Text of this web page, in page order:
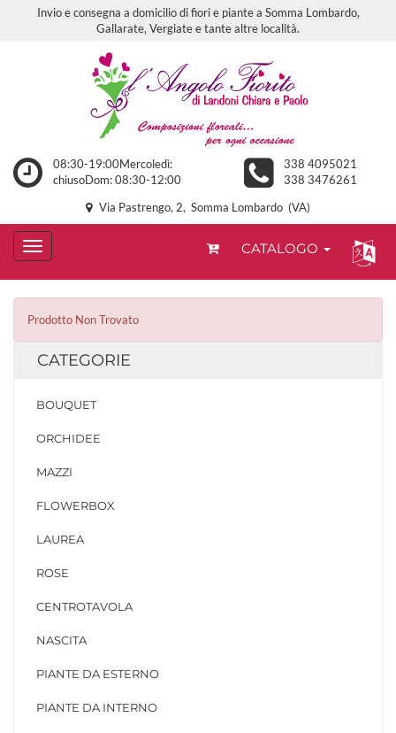
Invio e consegna a domicilio di fiori e piante a Somma Lombardo,
Gallarate, Vergiate e tante altre località.
08:30-19:00Mercoledì:
chiusoDom: 08:30-12:00
338 4095021
338 3476261
Via Pastrengo, 2, Somma Lombardo (VA)
CATALOGO
Prodotto Non Trovato
CATEGORIE
BOUQUET
ORCHIDEE
MAZZI
FLOWERBOX
LAUREA
ROSE
CENTROTAVOLA
NASCITA
PIANTE DA ESTERNO
PIANTE DA INTERNO